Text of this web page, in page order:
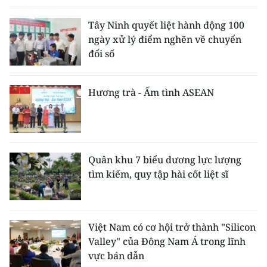
Tây Ninh quyết liệt hành động 100
ngày xử lý điểm nghẽn về chuyển
đổi số
Hương trà - Ấm tình ASEAN
Quân khu 7 biểu dương lực lượng
tìm kiếm, quy tập hài cốt liệt sĩ
Việt Nam có cơ hội trở thành "Silicon
Valley" của Đông Nam Á trong lĩnh
vực bán dẫn